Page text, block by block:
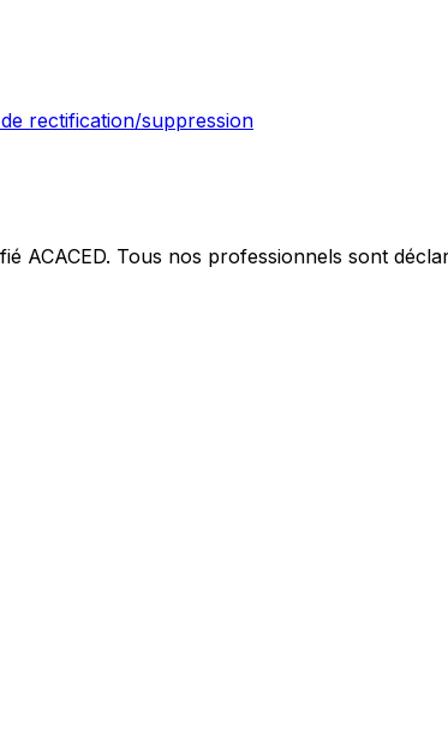
rectification/suppression
ACACED. Tous nos professionnels sont